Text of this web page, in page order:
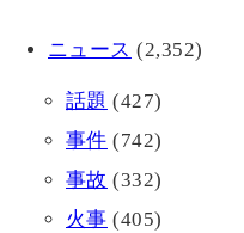
ニュース (2,352)
話題 (427)
事件 (742)
事故 (332)
火事 (405)